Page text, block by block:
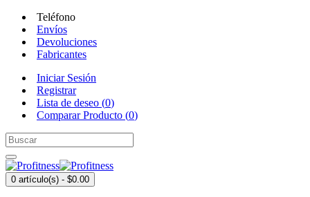
Teléfono
Envíos
Devoluciones
Fabricantes
Iniciar Sesión
Registrar
Lista de deseo (0)
Comparar Producto (0)
0 artículo(s) - $0.00